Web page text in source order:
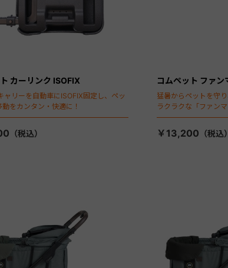
カーリンク ISOFIX
ャリーを自動車にISOFIX固定し、ペッ
動をカンタン・快適に！
コムペット ファン
猛暑からペットを守
ラクラクな「ファン
￥13,200